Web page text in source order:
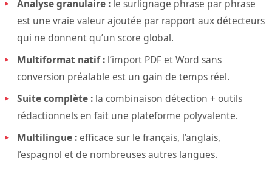
Analyse granulaire : le surlignage phrase par phrase
est une vraie valeur ajoutée par rapport aux détecteurs
qui ne donnent qu’un score global.
Multiformat natif : l’import PDF et Word sans
conversion préalable est un gain de temps réel.
Suite complète : la combinaison détection + outils
rédactionnels en fait une plateforme polyvalente.
Multilingue : efficace sur le français, l’anglais,
l’espagnol et de nombreuses autres langues.